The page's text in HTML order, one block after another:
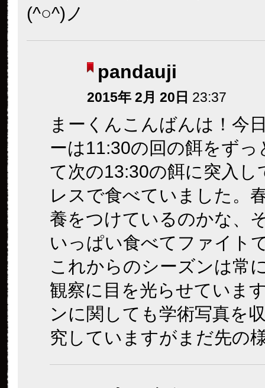
(^○^)ノ
pandauji
2015年 2月 20日 23:37
まーくんこんばんは！今
ーは11:30の回の餌をずっ
て次の13:30の餌に突入し
レスで食べていました。
養をつけているのかな、
いっぱい食べてファイト
これからのシーズンは常
観察に目を光らせていま
ンに関しても学術写真を
究していますがまだ先の